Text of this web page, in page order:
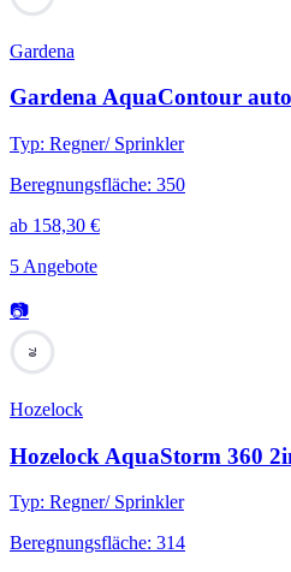
Gardena
Gardena AquaContour
Typ: Regner/ Sprinkler
Beregnungsfläche: 350
ab 158,30 €
5 Angebote
📷
70
Hozelock
Hozelock AquaStorm 360
Typ: Regner/ Sprinkler
Beregnungsfläche: 314